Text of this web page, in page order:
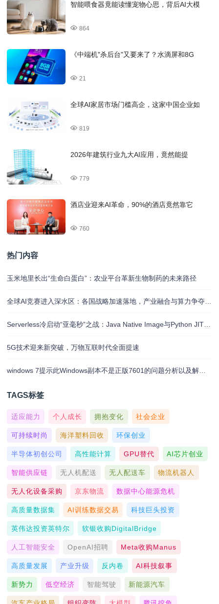
智能喂食器竟能读懂宠物心思，背后AI大模
864
《中端机"杀后台"又要来了？水滴屏和8G
21
全球AI家居市场门槛高企，这家中国企业如
819
2026年建筑行业九大AI应用，竟然能提
779
酒店业迎来AI革命，90%的酒店竟然靠它
760
热门内容
玉米地里长出“生命白蛋白”：农业平台革新生物制药的未来路径
5G技术迎来新突破，万物互联时代全面提速
TAGS标签
适应能力 个人成长 拥抱变化 社会企业
可持续时尚 海洋塑料回收 环保创业
半导体初创公司 高性能计算 GPU替代 AI芯片创业
智能供应链 无人机配送 无人配送车 物流机器人
无人化设备采购 京东物流 数据中心能源危机
高质量数据集 AI训练数据交易 科技巨头投资
英伟达投资英特尔 软银收购DigitalBridge
人工智能安全 OpenAI招聘 Meta收购Manus
高质量发展 产业升级 反内卷 AI科技叙事
新势力 低空经济 智能驾驶 新能源汽车